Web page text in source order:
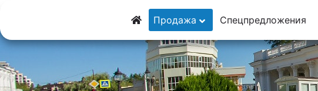
8 (928) 5555-929
8 (928) 3054-111
Продажа Спецпредложения